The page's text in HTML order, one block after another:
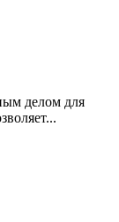
делом для